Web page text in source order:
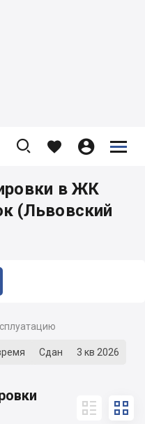
   


в ЖК
(Львовский
Сдан 3 кв 2026
 